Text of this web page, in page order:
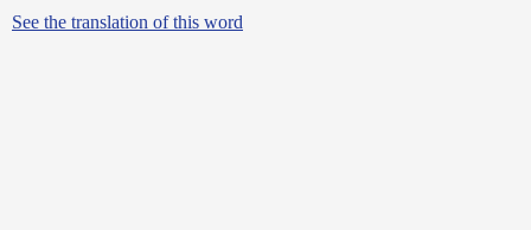
See the translation of this word